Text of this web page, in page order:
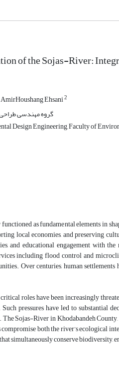
of the Sojas-River:
AmirHoushang Ehsani2
گروه مهندسی
Design Engineering, Faculty of
as fundamental elements in
local economies, and preserving
and educational engagement with
including flood control and
Over centuries, human
roles have been increasingly
pressures have led to substantial
Sojas-River in Khodabandeh
both the river’s ecological
simultaneously conserve